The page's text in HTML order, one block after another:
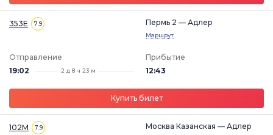
353Е 7.9 Пермь 2 — Адлер
Маршрут
Отправление
19:02
2 д 8 ч 23 м
Прибытие
12:43
Купить билет
102М 7.9 Москва Казанская — Адлер